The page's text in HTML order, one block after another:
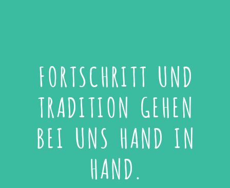
FORTSCHRITT UND
TRADITION GEHEN
BEI UNS HAND IN
HAND.